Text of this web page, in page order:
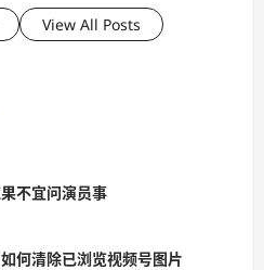
View All Posts
不宜问演员事
何清除已浏览视频号图片